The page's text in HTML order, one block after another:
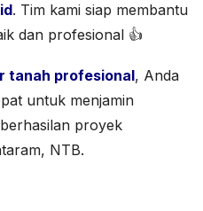
. Tim kami siap membantu
dan profesional 👍
tanah profesional, Anda
untuk menjamin
proyek
NTB.